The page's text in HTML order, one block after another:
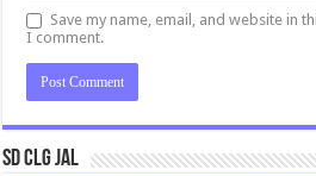
Save my name, email, and website in
I comment.
SD CLG JAL